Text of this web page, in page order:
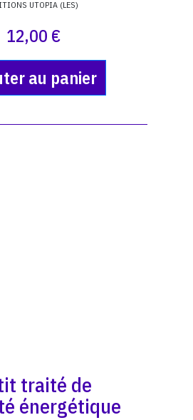
UTOPIA (LES)
12,00 €
au panier
traité de
énergétique